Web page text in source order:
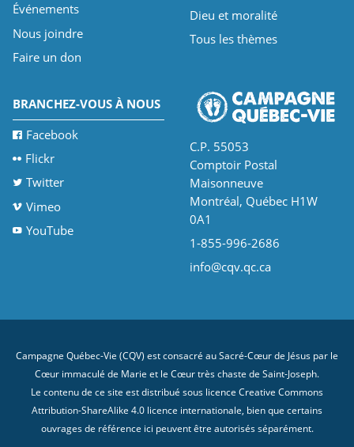
Événements
Nous joindre
Faire un don
Dieu et moralité
Tous les thèmes
BRANCHEZ-VOUS À NOUS
Facebook
Flickr
Twitter
Vimeo
YouTube
C.P. 55053
Comptoir Postal
Maisonneuve
Montréal, Québec H1W
0A1
1-855-996-2686
info@cqv.qc.ca
Campagne Québec-Vie (CQV) est consacré au Sacré-Cœur de Jésus par le
Cœur immaculé de Marie et le Cœur très chaste de Saint-Joseph.
Le contenu de ce site est distribué sous licence Creative Commons
Attribution-ShareAlike 4.0 licence internationale , bien que certains
ouvrages de référence ici peuvent être autorisés séparément.